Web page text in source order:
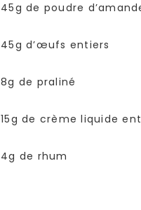
45g de poudre
45g d’œufs entiers
8g de praliné
15g de crème liquide
4g de rhum